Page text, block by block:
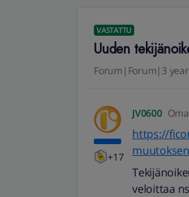
VASTATTU
Uuden
Forum|Forum|3
+17
JV0600
https://
veloittaa